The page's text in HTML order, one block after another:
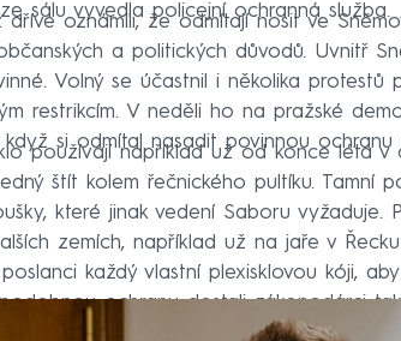
sálu vyvedla policejní ochranná služba.
oznámili, že odmítají nosit ve
a politických důvodů. Uvnitř
Volný se účastnil i několika protestů
restrikcím. V neděli ho na pražské
si odmítal nasadit povinnou ochranu
používají například už od konce léta v
štít kolem řečnického pultíku. Tamní
které jinak vedení Saboru vyžaduje.
zemích, například už na jaře v
každý vlastní plexisklovou kóji,
ochranu dostali zákonodárci